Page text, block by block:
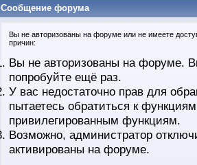
Сообщение форума
Вы не авторизованы на форуме или не имеете
причин:
Вы не авторизованы на форуме.
попробуйте ещё раз.
У вас недостаточно прав для
пытаетесь обратиться к
привилегированным функциям.
Возможно, администратор
активированы на форуме.